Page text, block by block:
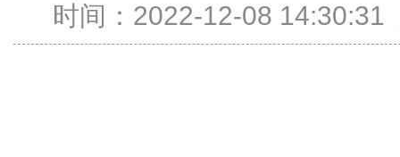
时间：2022-12-08